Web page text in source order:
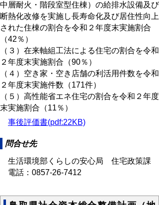
中層耐火・階段室型住棟）の給排水設備及び
断熱化改修を実施し長寿命化及び居住性向上
された住棟の割合を令和２年度末実施割合
（42％）
（３）在来軸組工法による住宅の割合を令和
２年度末実施割合（90％）
（４）空き家・空き店舗の利活用件数を令和
２年度末実施件数（171件）
（５）高性能省エネ住宅の割合を令和２年度
末実施割合（11％）
事後評価書(pdf:22KB)
問合せ先
生活環境部くらしの安心局 住宅政策課
電話：0857-26-7412